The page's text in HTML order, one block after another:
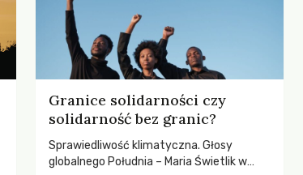
Granice solidarności czy
solidarność bez granic?
Sprawiedliwość klimatyczna. Głosy
globalnego Południa – Maria Świetlik w